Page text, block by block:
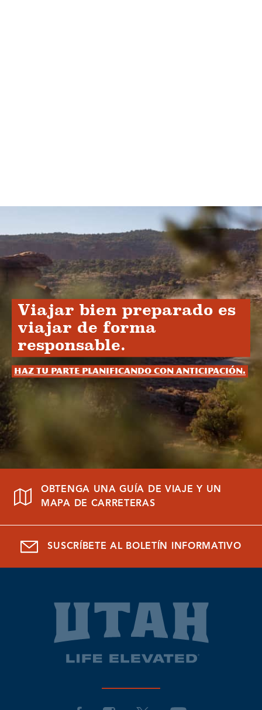
Viajar bien preparado es
viajar de forma
responsable.
Haz tu parte planificando con anticipación.
OBTENGA UNA GUÍA DE VIAJE Y UN
MAPA DE CARRETERAS
SUSCRÍBETE AL BOLETÍN INFORMATIVO